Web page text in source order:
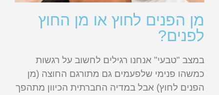
מן הפנים לחוץ או מן החוץ
לפנים?
במצב "טבעי" אנחנו רגילים לחשוב על רגשות
כמשהו פנימי שלפעמים גם מתורגם החוצה (מן
הפנים לחוץ) אבל במדיה החברתית הכיוון מתהפך